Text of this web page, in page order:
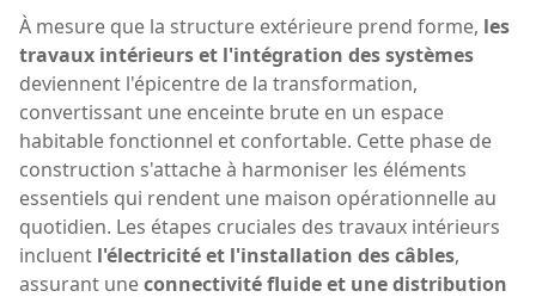
À mesure que la structure extérieure prend forme, les
travaux intérieurs et l'intégration des systèmes
deviennent l'épicentre de la transformation,
convertissant une enceinte brute en un espace
habitable fonctionnel et confortable. Cette phase de
construction s'attache à harmoniser les éléments
essentiels qui rendent une maison opérationnelle au
quotidien. Les étapes cruciales des travaux intérieurs
incluent l'électricité et l'installation des câbles,
assurant uneconnectivité fluide et une distribution